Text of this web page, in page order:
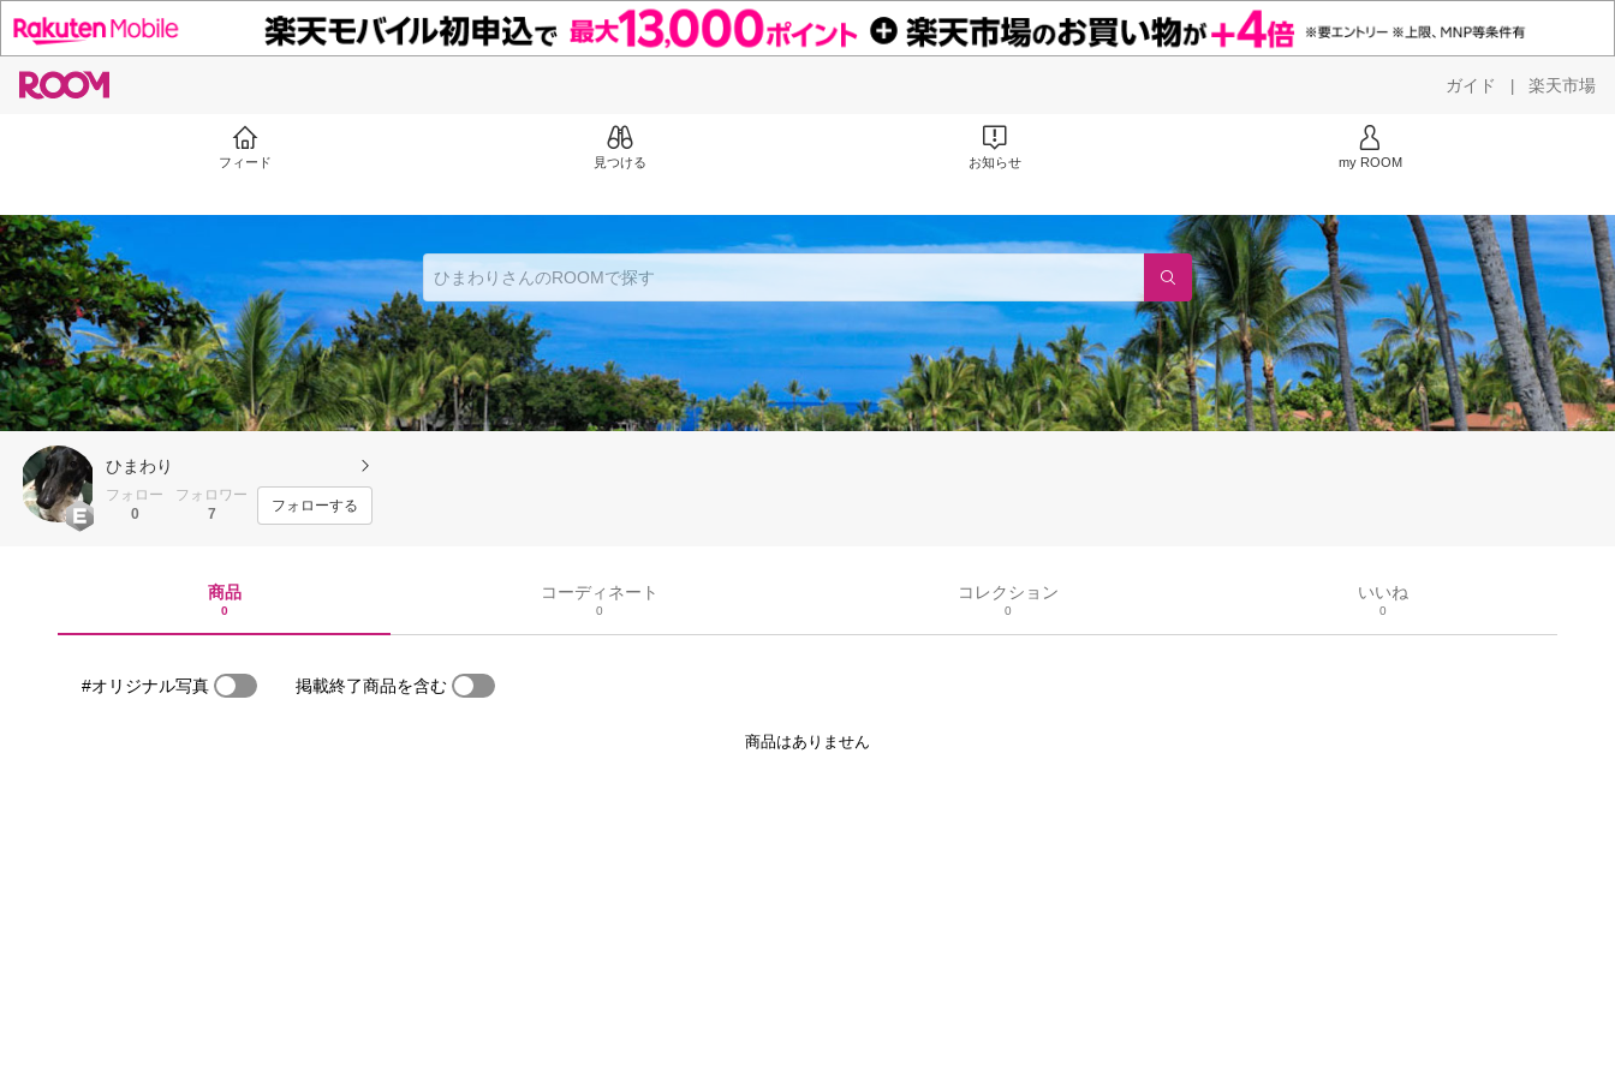
ガイド | 楽天市場
フィード 見つける お知らせ my ROOM
ひまわり
フォロー
0
フォロワー
7
フォローする
商品
0
コーディネート
0
コレクション
0
いいね
0
#オリジナル写真 掲載終了商品を含む
商品はありません